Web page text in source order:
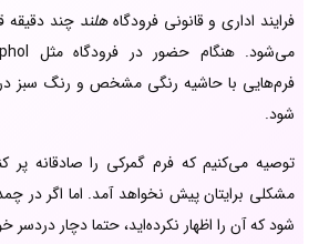
فرایند اداری و قانونی فرودگاههلند چند دقیقه
فرم‌هایی با حاشیه رنگی مشخص و رنگ سبز در
شود.
توصیه می‌کنیم که فرم گمرکی را صادقانه
مشکلی برایتان پیش نخواهد آمد. اما اگر در
شود که آن را اظهار نکرده‌اید، حتما دچار دردسر